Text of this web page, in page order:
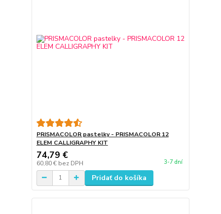
PRISMACOLOR pastelky - PRISMACOLOR 12
ELEM CALLIGRAPHY KIT
74,79 €
60,80 € bez DPH 3-7 dní
Pridať do košíka